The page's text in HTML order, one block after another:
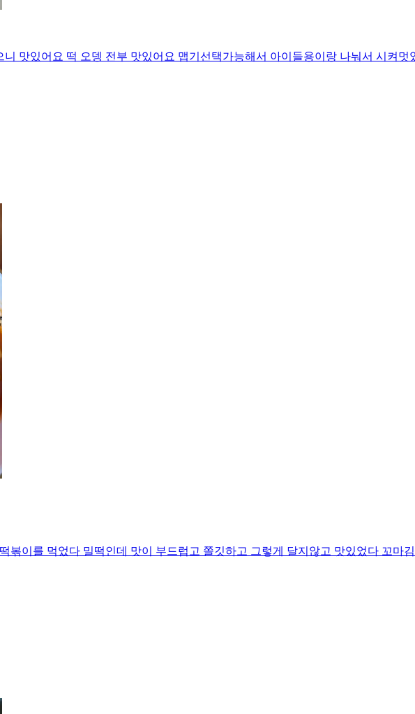
맛있어요 떡 오뎅 전부 맛있어요 맵기선택가능해서 아이들용이랑 나눠서 시켜멋
볶이를 먹었다 밀떡인데 맛이 부드럽고 쫄깃하고 그렇게 달지않고 맛있었다 꼬마